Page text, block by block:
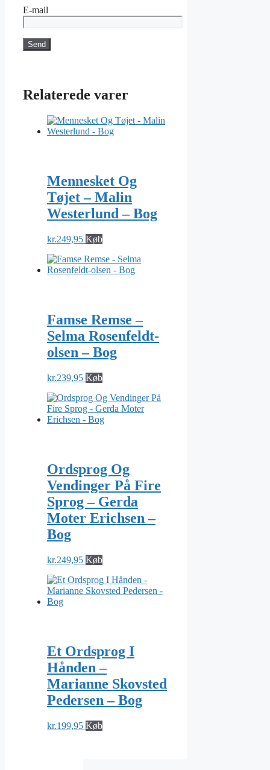
E-mail
Relaterede varer
Mennesket Og
Tøjet – Malin
Westerlund – Bog
kr.249,95 Køb
Famse Remse –
Selma Rosenfeldt-
olsen – Bog
kr.239,95 Køb
Ordsprog Og
Vendinger På Fire
Sprog – Gerda
Moter Erichsen –
Bog
kr.249,95 Køb
Et Ordsprog I
Hånden –
Marianne Skovsted
Pedersen – Bog
kr.199,95 Køb